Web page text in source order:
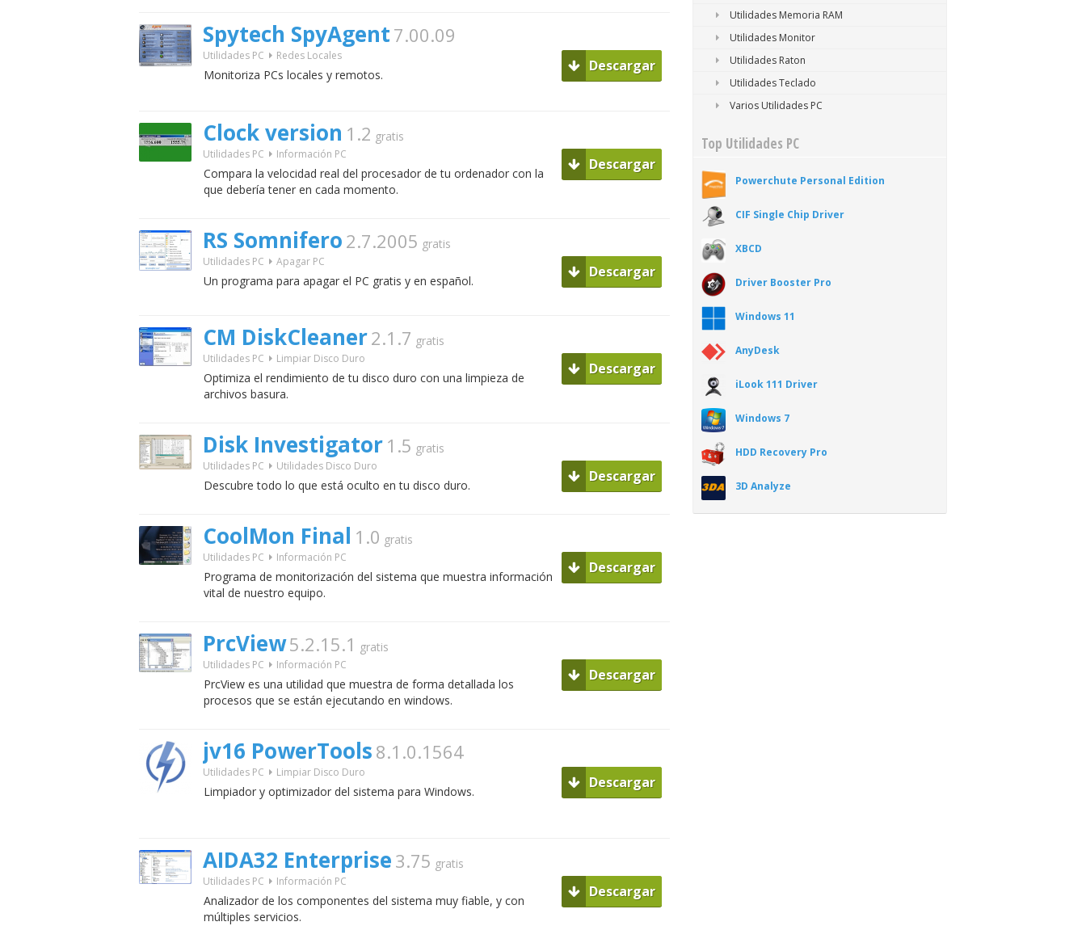
Spytech SpyAgent 7.00.09
Utilidades PC Redes Locales
Monitoriza PCs locales y remotos.
Descargar
Clock version 1.2 gratis
Utilidades PC Información PC
Compara la velocidad real del procesador de tu ordenador con la
que debería tener en cada momento.
Descargar
RS Somnifero 2.7.2005 gratis
Utilidades PC Apagar PC
Un programa para apagar el PC gratis y en español.
Descargar
CM DiskCleaner2.1.7 gratis
Utilidades PC Limpiar Disco Duro
Optimiza el rendimiento de tu disco duro con una limpieza de
archivos basura.
Descargar
Disk Investigator 1.5 gratis
Utilidades PC Utilidades Disco Duro
Descubre todo lo que está oculto en tu disco duro.
Descargar
CoolMon Final 1.0 gratis
Utilidades PC Información PC
Programa de monitorización del sistema que muestra información
vital de nuestro equipo.
Descargar
PrcView5.2.15.1 gratis
Utilidades PC Información PC
PrcView es una utilidad que muestra de forma detallada los
procesos que se están ejecutando en windows.
Descargar
jv16 PowerTools 8.1.0.1564
Utilidades PC Limpiar Disco Duro
Limpiador y optimizador del sistema para Windows.
Descargar
AIDA32 Enterprise 3.75 gratis
Utilidades PC Información PC
Analizador de los componentes del sistema muy fiable, y con
múltiples servicios.
Descargar
Utilidades Memoria RAM
Utilidades Monitor
Utilidades Raton
Utilidades Teclado
Varios Utilidades PC
Top Utilidades PC
Powerchute Personal Edition
CIF Single Chip Driver
XBCD
Driver Booster Pro
Windows 11
AnyDesk
iLook 111 Driver
Windows 7
HDD Recovery Pro
3D Analyze